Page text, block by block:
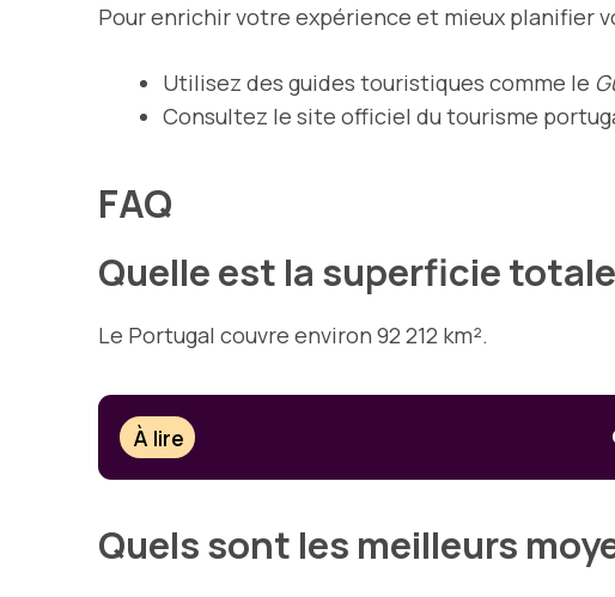
Pour enrichir votre expérience et mieux planifier
Utilisez des guides touristiques comme le
Consultez le site officiel du tourisme
FAQ
Quelle est la superficie
Le Portugal couvre environ 92 212 km².
À lire
Quels sont les meilleurs